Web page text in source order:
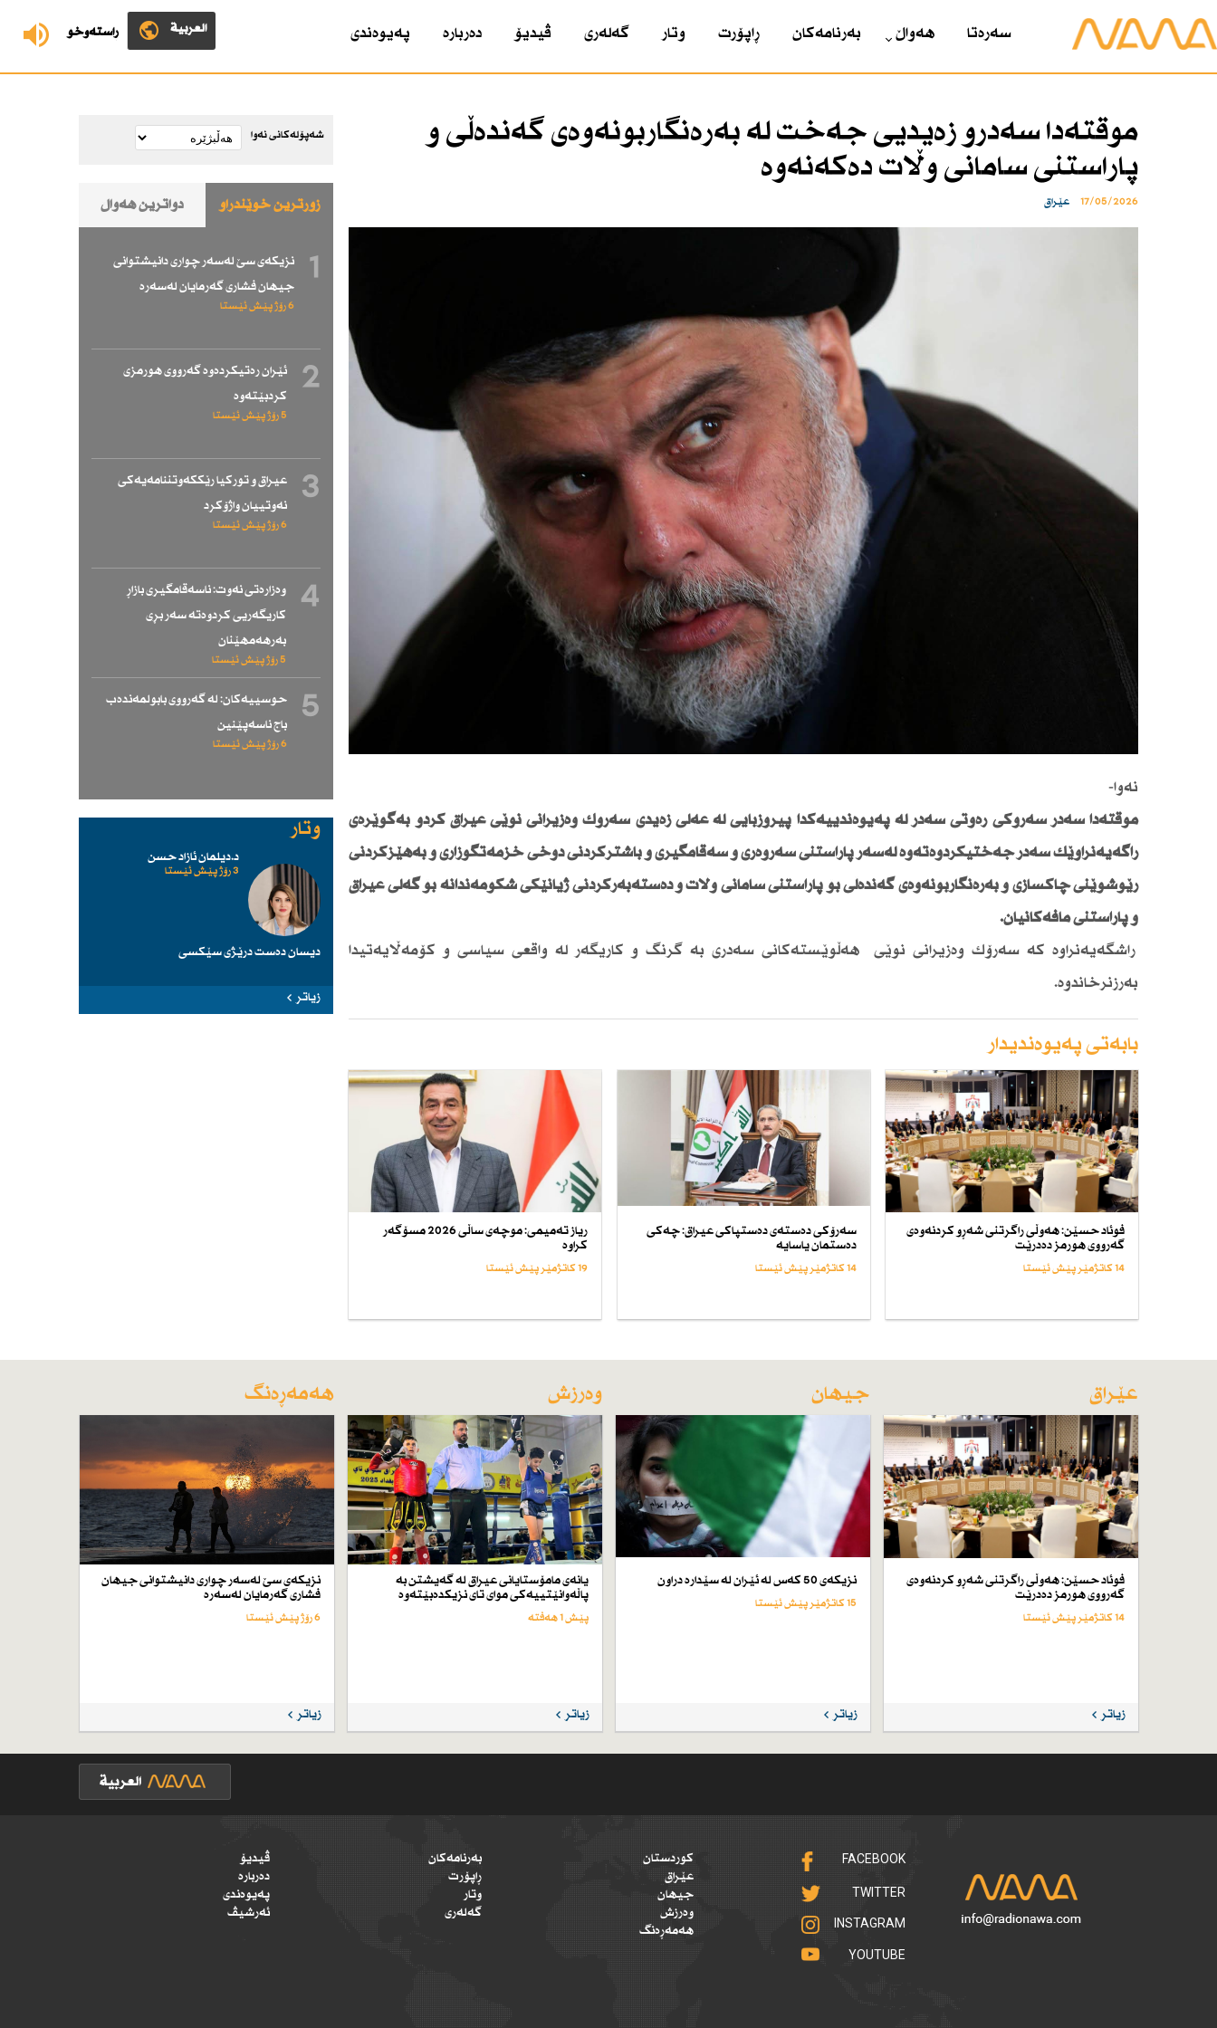
ڕاستەوخۆ العربية سەرەتا هەواڵ بەرنامەکان ڕاپۆرت وتار گەلەری ڤیدیۆ دەربارە پەیوەندی
موقتەدا سەدرو زەیدیی جەخت لە بەرەنگاربونەوەی گەندەڵی و
پاراستنی سامانی وڵات دەكەنەوە
17/05/2026 عێراق
نەوا-
موقتەدا سەدر سەرۆكی رەوتی سەدر لە پەیوەندییەكدا پیرۆزبایی لە عەلی زەیدی سەرۆك وەزیرانی نوێی عیراق كردو بەگوێرەی
راگەیەنراوێك سەدر جەختیكردوەتەوە لەسەر پاراستنی سەروەری و سەقامگیری و باشتركردنی دۆخی خزمەتگوزاری و بەهێزكردنی
رێوشوێنی چاكسازی و بەرەنگاربونەوەی گەندەڵی بۆ پاراستنی سامانی وڵات و دەستەبەركردنی ژیانێكی شكۆمەندانە بۆ گەلی عیراق
و پاراستنی مافەكانیان.
راشگەیەنراوە كە سەرۆك وەزیرانی نوێی هەڵوێستەكانی سەدری بە گرنگ و كاریگەر لە واقعی سیاسی و كۆمەڵایەتیدا
بەرزنرخاندوە.
بابەتی پەیوەندیدار
فوئاد حسێن: هەوڵی راگرتنی شەڕو كردنەوەی
گەرووی هورمز دەدرێت
14 کاتژمێر پێش ئێستا
سەرۆكی دەستەی دەستپاكی عیراق: چەكی
دەستمان یاسایە
14 کاتژمێر پێش ئێستا
ریاز تەمیمی: موچەی ساڵی 2026 مسۆگەر
كراوە
19 کاتژمێر پێش ئێستا
شەپۆلەکانی نەوا
زۆرترین خوێندراو دواترین هەواڵ
1
نزیكەی سێ لەسەر چواری دانیشتوانی
جیهان فشاری گەرمایان لەسەرە
6 رۆژ پێش ئێستا
2
ئێران رەتیكردەوە گەرووی هورمزی
كردبێتەوە
5 رۆژ پێش ئێستا
3
عیراق و توركیا رێككەوتننامەیەكی
نەوتییان واژۆكرد
6 رۆژ پێش ئێستا
4
وەزارەتی نەوت: ناسەقامگیری بازاڕ
كاریگەریی كردوەتە سەر بڕی
بەرهەمهێنان
5 رۆژ پێش ئێستا
5
حوسییەكان: لە گەرووی بابولمەندەب
باج ناسەپێنین
6 رۆژ پێش ئێستا
وتار
د.دیلمان ئازاد حسن
3 رۆژ پێش ئێستا
دیسان دەست درێژی سێكسی
زیاتر
عێراق
فوئاد حسێن: هەوڵی راگرتنی شەڕو كردنەوەی
گەرووی هورمز دەدرێت
14 کاتژمێر پێش ئێستا
زیاتر
جیهان
نزیكەی 50 كەس لە ئێران لە سێدارە دراون
15 کاتژمێر پێش ئێستا
زیاتر
وەرزش
یانەی مامۆستایانی عیراق لە گەیشتن بە
پاڵەوانێتییەكی موای تای نزیكدەبێتەوە
پێش 1 هەفتە
زیاتر
هەمەڕەنگ
نزیكەی سێ لەسەر چواری دانیشتوانی جیهان
فشاری گەرمایان لەسەرە
6 رۆژ پێش ئێستا
زیاتر
FACEBOOK
TWITTER
INSTAGRAM
YOUTUBE
کوردستان
عێراق
جیهان
وەرزش
هەمەڕەنگ
بەرنامەکان
ڕاپۆرت
وتار
گەلەری
ڤیدیۆ
دەربارە
پەیوەندی
ئەرشیڤ